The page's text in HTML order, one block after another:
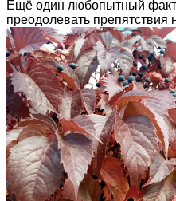
Ещё один любопытный факт:
преодолевать препятствия